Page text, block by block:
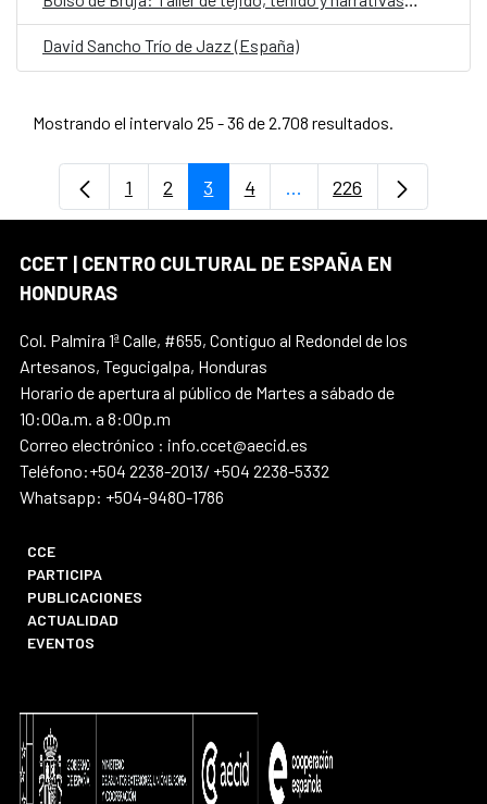
David Sancho Trío de Jazz (España)
Mostrando el intervalo 25 - 36 de 2.708 resultados.
Página
1 Página
2 Página
3 Página
4 ...Páginas intermedias
Página
226
CCET | CENTRO CULTURAL DE ESPAÑA EN
HONDURAS
Col. Palmira 1ª Calle, #655, Contiguo al Redondel de los
Artesanos, Tegucigalpa, Honduras
Horario de apertura al público de Martes a sábado de
10:00a.m. a 8:00p.m
Correo electrónico : info.ccet@aecid.es
Teléfono:+504 2238-2013/ +504 2238-5332
Whatsapp: +504-9480-1786
CCE
PARTICIPA
PUBLICACIONES
ACTUALIDAD
EVENTOS